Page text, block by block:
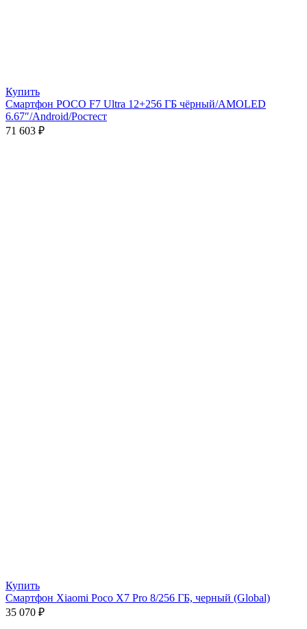
Купить
Смартфон POCO F7 Ultra 12+256 ГБ чёрный/AMOLED
6.67″/Android/Ростест
71 603 ₽
Купить
Смартфон Xiaomi Poco X7 Pro 8/256 ГБ, черный (Global)
35 070 ₽